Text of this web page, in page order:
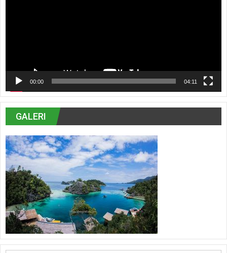
00:00 04:11
GALERI